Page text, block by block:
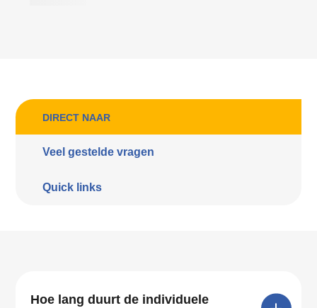
DIRECT NAAR
Veel gestelde vragen
Quick links
Hoe lang duurt de individuele